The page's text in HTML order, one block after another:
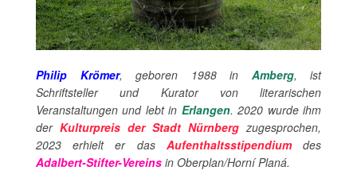
Philip Krömer, geboren 1988 in Amberg, ist
Schriftsteller und Kurator von literarischen
Veranstaltungen und lebt in Erlangen.2020 wurde ihm
der Kulturpreis der Stadt Nürnberg zugesprochen,
2023 erhielt er das Aufenthaltsstipendiumdes
Adalbert-Stifter-Vereins in Oberplan/Horní Planá.